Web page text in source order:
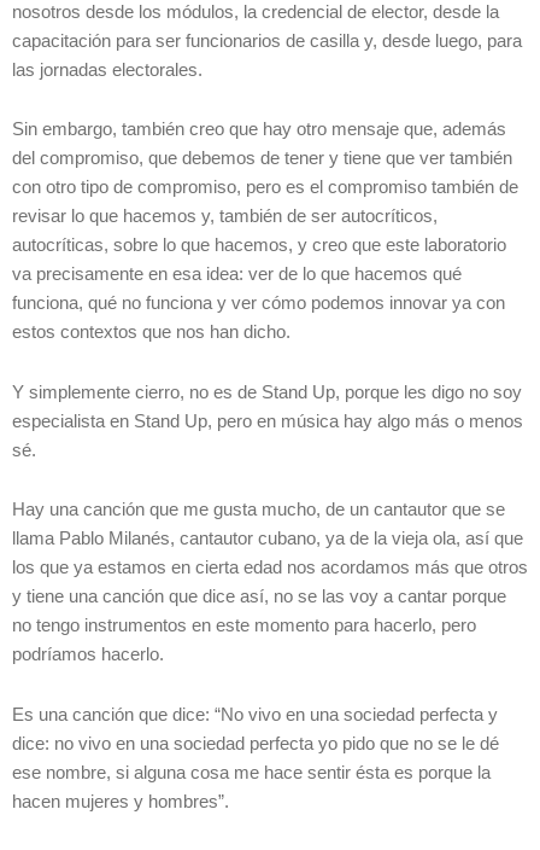
nosotros desde los módulos, la credencial de elector, desde la
capacitación para ser funcionarios de casilla y, desde luego, para
las jornadas electorales.
Sin embargo, también creo que hay otro mensaje que, además
del compromiso, que debemos de tener y tiene que ver también
con otro tipo de compromiso, pero es el compromiso también de
revisar lo que hacemos y, también de ser autocríticos,
autocríticas, sobre lo que hacemos, y creo que este laboratorio
va precisamente en esa idea: ver de lo que hacemos qué
funciona, qué no funciona y ver cómo podemos innovar ya con
estos contextos que nos han dicho.
Y simplemente cierro, no es de Stand Up, porque les digo no soy
especialista en Stand Up, pero en música hay algo más o menos
sé.
Hay una canción que me gusta mucho, de un cantautor que se
llama Pablo Milanés, cantautor cubano, ya de la vieja ola, así que
los que ya estamos en cierta edad nos acordamos más que otros
y tiene una canción que dice así, no se las voy a cantar porque
no tengo instrumentos en este momento para hacerlo, pero
podríamos hacerlo.
Es una canción que dice: “No vivo en una sociedad perfecta y
dice: no vivo en una sociedad perfecta yo pido que no se le dé
ese nombre, si alguna cosa me hace sentir ésta es porque la
hacen mujeres y hombres”.